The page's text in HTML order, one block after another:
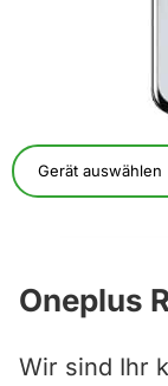
Oneplus
Wir sind Ihr